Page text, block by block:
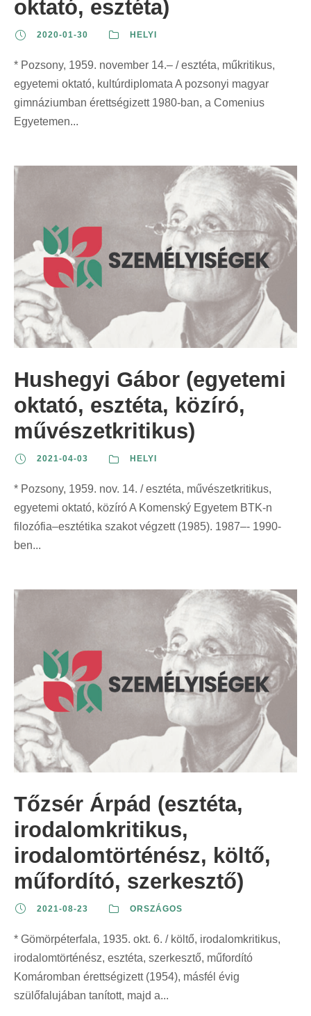
oktató, esztéta)
2020-01-30 HELYI
* Pozsony, 1959. november 14.– / esztéta, műkritikus,
egyetemi oktató, kultúrdiplomata A pozsonyi magyar
gimnáziumban érettségizett 1980-ban, a Comenius
Egyetemen...
Hushegyi Gábor (egyetemi
oktató, esztéta, közíró,
művészetkritikus)
2021-04-03 HELYI
* Pozsony, 1959. nov. 14. / esztéta, művészetkritikus,
egyetemi oktató, közíró A Komenský Egyetem BTK-n
filozófia–esztétika szakot végzett (1985). 1987–- 1990-
ben...
Tőzsér Árpád (esztéta,
irodalomkritikus,
irodalomtörténész, költő,
műfordító, szerkesztő)
2021-08-23 ORSZÁGOS
* Gömörpéterfala, 1935. okt. 6. / költő, irodalomkritikus,
irodalomtörténész, esztéta, szerkesztő, műfordító
Komáromban érettségizett (1954), másfél évig
szülőfalujában tanított, majd a...